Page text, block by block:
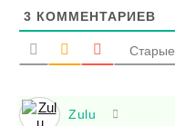
3 КОММЕНТАРИЕВ
Старые
Zulu